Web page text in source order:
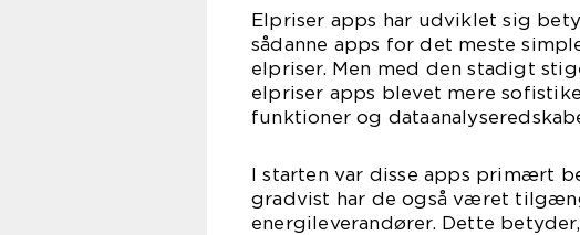
Elpriser apps har udviklet sig
sådanne apps for det meste
elpriser. Men med den stadigt
elpriser apps blevet mere
funktioner og
I starten var disse apps primært
gradvist har de også været
energileverandører. Dette